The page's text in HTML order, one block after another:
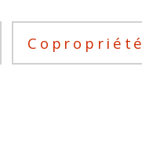
Copropriété